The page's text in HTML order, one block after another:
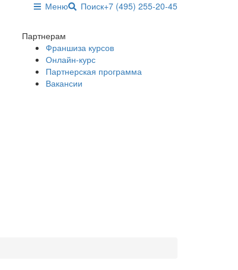
+7 (495) 255-20-45
Поиск
Меню
Партнерам
Франшиза курсов
Онлайн-курс
Партнерская программа
Вакансии